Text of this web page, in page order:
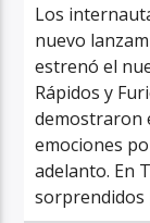
Los
nuevo
estrenó el
Rápidos y
demostraron
emociones
adelanto. En
sorprendidos